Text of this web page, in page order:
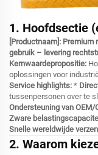
1. Hoofdsectie
[Productnaam]:
gebruik – levering
Kernwaardepropositie:
oplossingen voor
Service highlights: *
tussenpersonen over te
Ondersteuning van
Zware
Snelle wereldwijde
2. Waarom